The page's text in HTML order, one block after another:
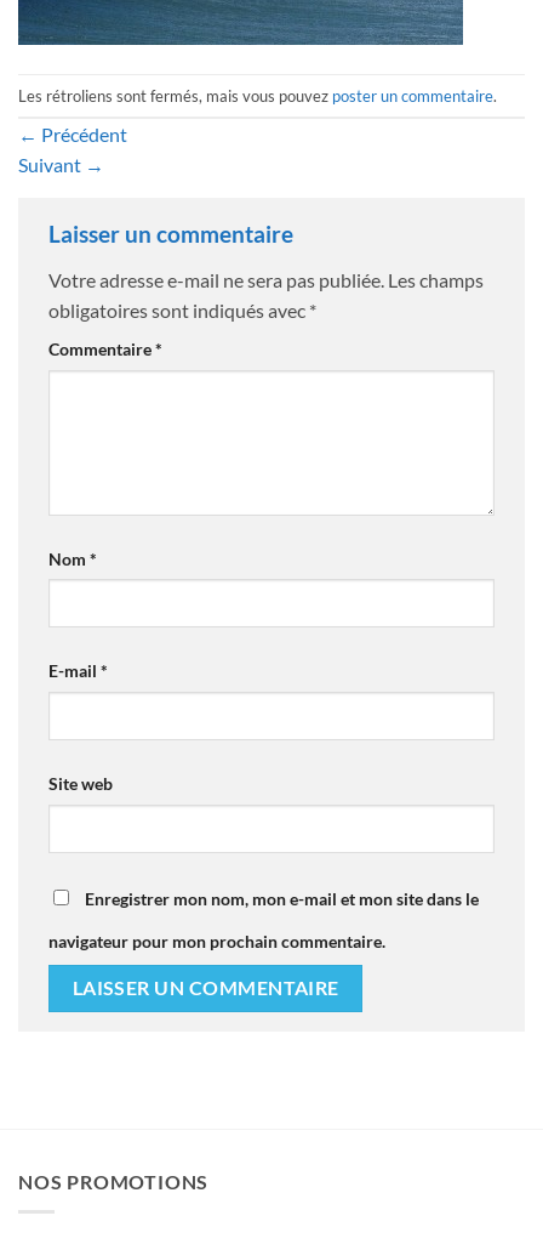
Les rétroliens sont fermés, mais vous pouvez poster un commentaire.
← Précédent
Suivant →
Laisser un commentaire
Votre adresse e-mail ne sera pas publiée. Les champs
obligatoires sont indiqués avec *
Commentaire*
Nom *
E-mail *
Site web
Enregistrer mon nom, mon e-mail et mon site dans le
navigateur pour mon prochain commentaire.
NOS PROMOTIONS